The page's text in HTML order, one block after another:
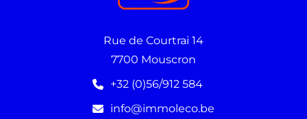
Rue de Courtrai 14
7700 Mouscron
+32 (0)56/912 584
info@immoleco.be